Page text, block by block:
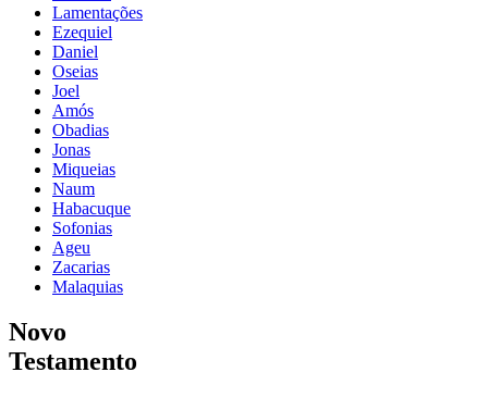
Lamentações
Ezequiel
Daniel
Oseias
Joel
Amós
Obadias
Jonas
Miqueias
Naum
Habacuque
Sofonias
Ageu
Zacarias
Malaquias
Novo
Testamento